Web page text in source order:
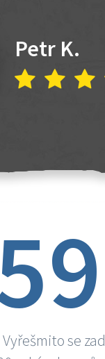
Petr K.
se